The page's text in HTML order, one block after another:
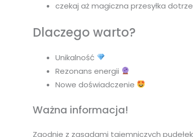
czekaj aż magiczna przesyłka
Dlaczego warto?
Unikalność
Rezonans energii
Nowe doświadczenie
Ważna informacja!
Zgodnie z zasadami tajemniczych